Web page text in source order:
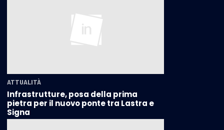
ATTUALITÀ
Infrastrutture, posa della prima
pietra per il nuovo ponte tra Lastra e
Signa